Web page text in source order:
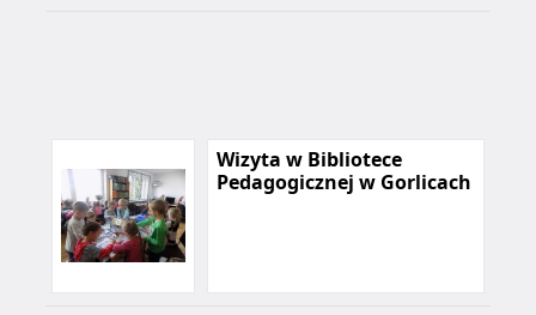
Wizyta w Bibliotece
Pedagogicznej w Gorlicach